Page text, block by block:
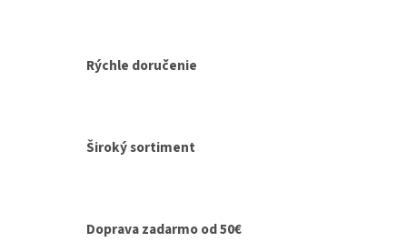
Rýchle doručenie
Široký sortiment
Doprava zadarmo od 50€